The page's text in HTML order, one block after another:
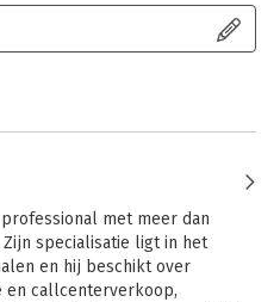
met meer dan
specialisatie ligt in het
en hij beschikt over
en callcenterverkoop,